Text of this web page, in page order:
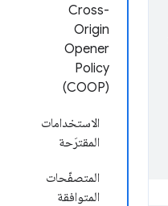
Cross-
Origin
Opener
Policy
(COOP)
الاستخدامات
المقترَحة
المتصفّحات
المتوافقة